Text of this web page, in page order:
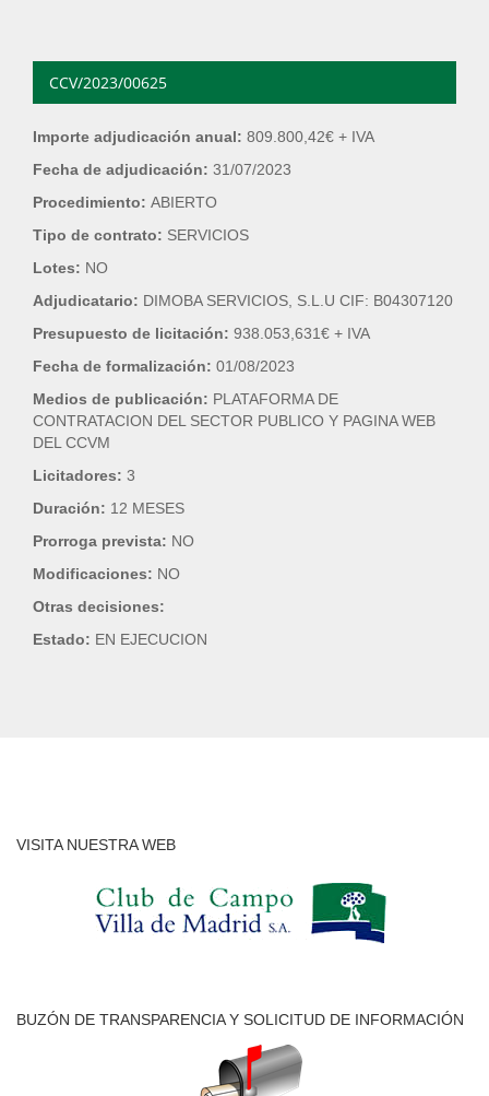
CCV/2023/00625
Importe adjudicación anual: 809.800,42€ + IVA
Fecha de adjudicación: 31/07/2023
Procedimiento: ABIERTO
Tipo de contrato: SERVICIOS
Lotes: NO
Adjudicatario: DIMOBA SERVICIOS, S.L.U CIF: B04307120
Presupuesto de licitación: 938.053,631€ + IVA
Fecha de formalización: 01/08/2023
Medios de publicación: PLATAFORMA DE
CONTRATACION DEL SECTOR PUBLICO Y PAGINA WEB
DEL CCVM
Licitadores: 3
Duración: 12 MESES
Prorroga prevista: NO
Modificaciones: NO
Otras decisiones:
Estado: EN EJECUCION
VISITA NUESTRA WEB
BUZÓN DE TRANSPARENCIA Y SOLICITUD DE INFORMACIÓN